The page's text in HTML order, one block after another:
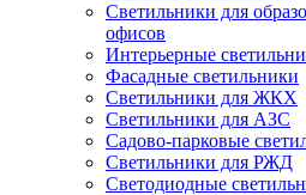
Светильники для
офисов
Интерьерные
Фасадные светильники
Светильники для ЖКХ
Светильники для АЗС
Садово-парковые
Светильники для РЖД
Светодиодные